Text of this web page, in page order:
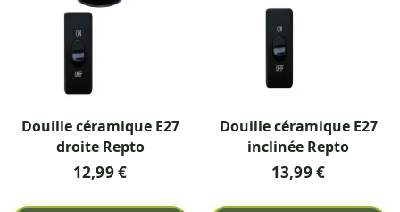
Douille céramique E27
droite Repto
12,99 €
Douille céramique E27
inclinée Repto
13,99 €